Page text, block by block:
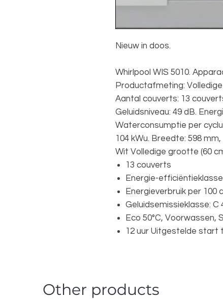
Nieuw in doos.
Whirlpool WIS 5010.
Productafmeting:
Aantal couverts: 13
Geluidsniveau: 49 dB.
Waterconsumptie per
104 kWu. Breedte: 598
Wit Volledige grootte (60
13 couverts
Energie-
Energieverbruik per 100
Geluidsemissieklasse: C
Eco 50°C, Voorwassen,
12 uur Uitgestelde start
Other products